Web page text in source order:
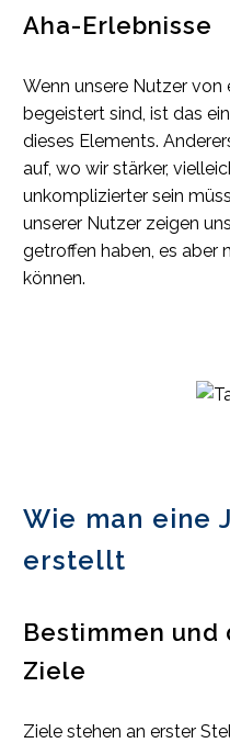
Aha-Erlebnisse
Wenn unsere Nutzer von
begeistert sind, ist das
dieses Elements.
auf, wo wir stärker,
unkomplizierter sein
unserer Nutzer zeigen
getroffen haben, es aber
können.
Wie man eine
erstellt
Bestimmen
Ziele
Ziele stehen an erster